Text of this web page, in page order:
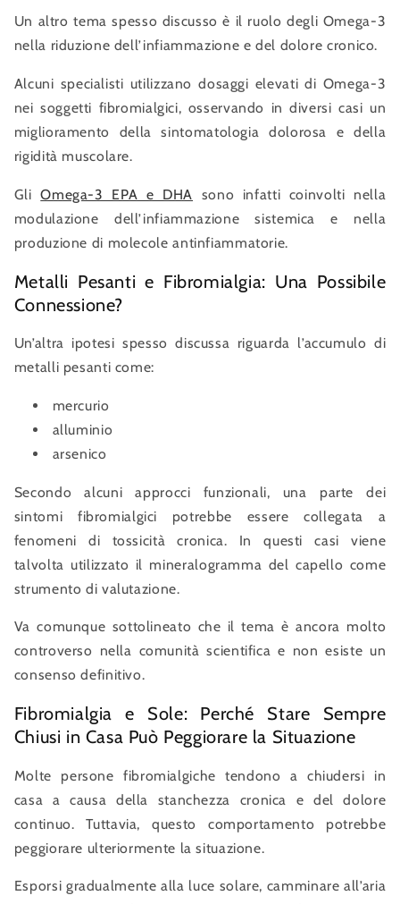
Un altro tema spesso discusso è il ruolo degli Omega-3
nella riduzione dell’infiammazione e del dolore cronico.
Alcuni specialisti utilizzano dosaggi elevati di Omega-3
nei soggetti fibromialgici, osservando in diversi casi un
miglioramento della sintomatologia dolorosa e della
rigidità muscolare.
GliOmega-3 EPA e DHA sono infatti coinvolti nella
modulazione dell’infiammazione sistemica e nella
produzione di molecole antinfiammatorie.
Metalli Pesanti e Fibromialgia: Una Possibile
Connessione?
Un’altra ipotesi spesso discussa riguarda l’accumulo di
metalli pesanti come:
mercurio
alluminio
arsenico
Secondo alcuni approcci funzionali, una parte dei
sintomi fibromialgici potrebbe essere collegata a
fenomeni di tossicità cronica. In questi casi viene
talvolta utilizzato il mineralogramma del capello come
strumento di valutazione.
Va comunque sottolineato che il tema è ancora molto
controverso nella comunità scientifica e non esiste un
consenso definitivo.
Fibromialgia e Sole: Perché Stare Sempre
Chiusi in Casa Può Peggiorare la Situazione
Molte persone fibromialgiche tendono a chiudersi in
casa a causa della stanchezza cronica e del dolore
continuo. Tuttavia, questo comportamento potrebbe
peggiorare ulteriormente la situazione.
Esporsi gradualmente alla luce solare, camminare all’aria